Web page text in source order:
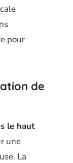
pour
de
le haut
une
La